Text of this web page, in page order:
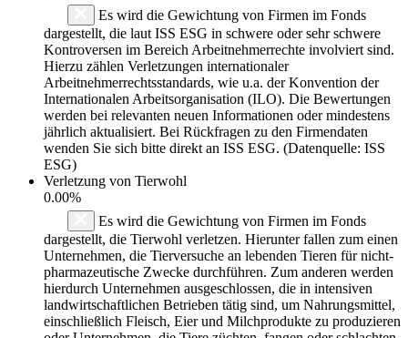
Es wird die Gewichtung von Firmen im Fonds
dargestellt, die laut ISS ESG in schwere oder sehr schwere
Kontroversen im Bereich Arbeitnehmerrechte involviert sind.
Hierzu zählen Verletzungen internationaler
Arbeitnehmerrechtsstandards, wie u.a. der Konvention der
Internationalen Arbeitsorganisation (ILO). Die Bewertungen
werden bei relevanten neuen Informationen oder mindestens
jährlich aktualisiert. Bei Rückfragen zu den Firmendaten
wenden Sie sich bitte direkt an ISS ESG. (Datenquelle: ISS
ESG)
Verletzung von Tierwohl
0.00%
Es wird die Gewichtung von Firmen im Fonds
dargestellt, die Tierwohl verletzen. Hierunter fallen zum einen
Unternehmen, die Tierversuche an lebenden Tieren für nicht-
pharmazeutische Zwecke durchführen. Zum anderen werden
hierdurch Unternehmen ausgeschlossen, die in intensiven
landwirtschaftlichen Betrieben tätig sind, um Nahrungsmittel,
einschließlich Fleisch, Eier und Milchprodukte zu produzieren